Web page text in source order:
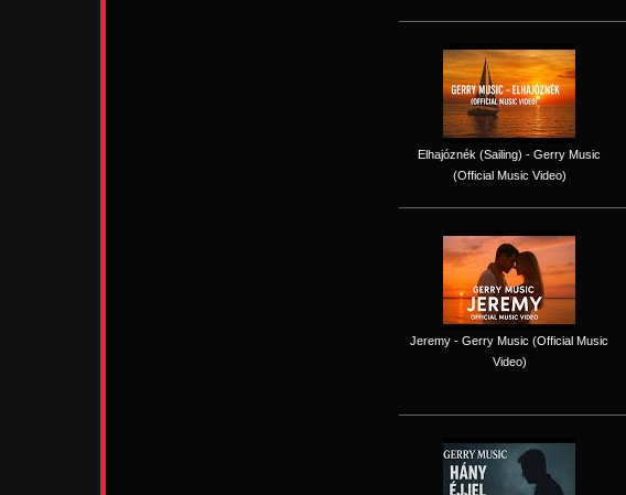
Elhajóznék (Sailing) - Gerry Music
(Official Music Video)
Jeremy - Gerry Music (Official Music
Video)